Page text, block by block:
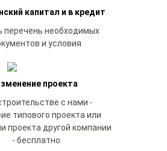
капитал и в кредит
перечень необходимых
и условия
проекта
с нами -
типового проекта или
проекта другой компании
- бесплатно